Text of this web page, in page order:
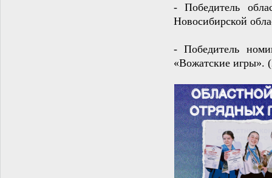
- Победитель о
Новосибирской
- Победитель
«Вожатские игры».